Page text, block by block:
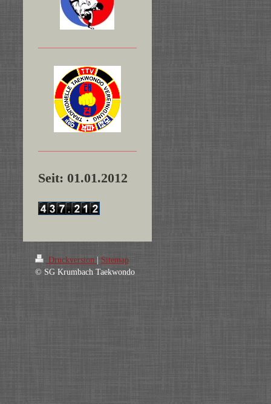
Seit: 01.01.2012
Druckversion | Sitemap
© SG Krumbach Taekwondo